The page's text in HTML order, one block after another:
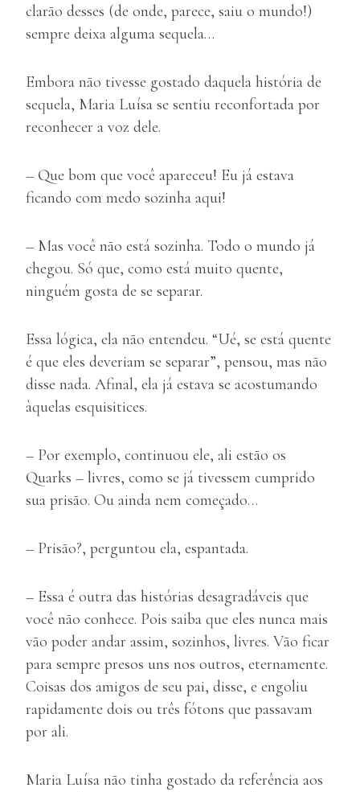
clarão desses (de onde, parece, saiu o mundo!)
sempre deixa alguma sequela…
Embora não tivesse gostado daquela história de
sequela, Maria Luísa se sentiu reconfortada por
reconhecer a voz dele.
– Que bom que você apareceu! Eu já estava
ficando com medo sozinha aqui!
– Mas você não está sozinha. Todo o mundo já
chegou. Só que, como está muito quente,
ninguém gosta de se separar.
Essa lógica, ela não entendeu. “Ué, se está quente
é que eles deveriam se separar”, pensou, mas não
disse nada. Afinal, ela já estava se acostumando
àquelas esquisitices.
– Por exemplo, continuou ele, ali estão os
Quarks – livres, como se já tivessem cumprido
sua prisão. Ou ainda nem começado…
– Prisão?, perguntou ela, espantada.
– Essa é outra das histórias desagradáveis que
você não conhece. Pois saiba que eles nunca mais
vão poder andar assim, sozinhos, livres. Vão ficar
para sempre presos uns nos outros, eternamente.
Coisas dos amigos de seu pai, disse, e engoliu
rapidamente dois ou três fótons que passavam
por ali.
Maria Luísa não tinha gostado da referência aos